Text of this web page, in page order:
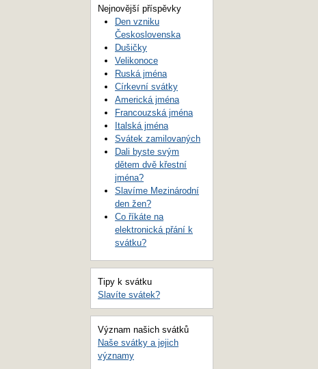
Nejnovější příspěvky
Den vzniku
Československa
Dušičky
Velikonoce
Ruská jména
Církevní svátky
Americká jména
Francouzská jména
Italská jména
Svátek zamilovaných
Dali byste svým
dětem dvě křestní
jména?
Slavíme Mezinárodní
den žen?
Co říkáte na
elektronická přání k
svátku?
Tipy k svátku
Slavíte svátek?
Význam našich svátků
Naše svátky a jejich
významy